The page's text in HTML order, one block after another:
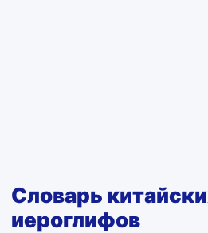
Словарь
иероглифов